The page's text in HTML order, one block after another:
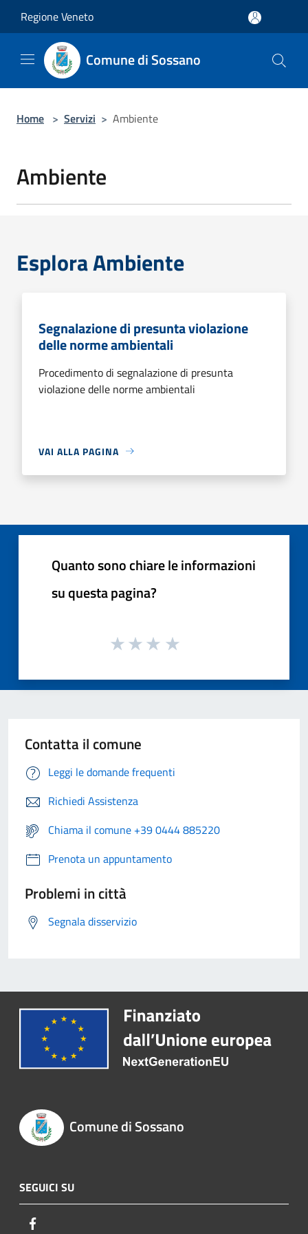
Regione Veneto
Comune di Sossano
Home > Servizi > Ambiente
Ambiente
Esplora Ambiente
Segnalazione di presunta violazione
delle norme ambientali
Procedimento di segnalazione di presunta
violazione delle norme ambientali
VAI ALLA PAGINA
Quanto sono chiare le informazioni
su questa pagina?
Contatta il comune
Leggi le domande frequenti
Richiedi Assistenza
Chiama il comune +39 0444 885220
Prenota un appuntamento
Problemi in città
Segnala disservizio
Comune di Sossano
SEGUICI SU